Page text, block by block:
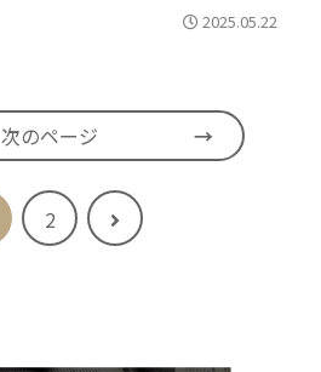
2025.05.22
次のページ
2
次